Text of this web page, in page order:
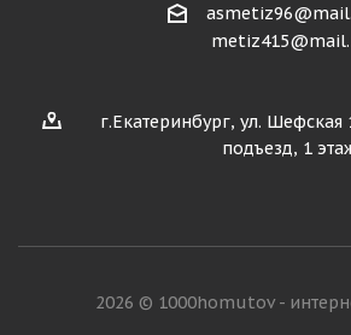
г.Екатеринбург, ул.
подъезд, 1
2026 © 1000homutov -